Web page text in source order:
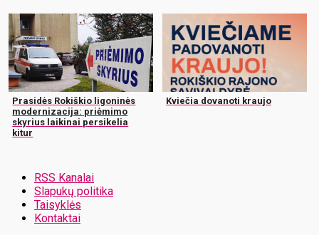
Prasidės Rokiškio ligoninės
modernizacija: priėmimo
skyrius laikinai persikelia
kitur
Kviečia dovanoti kraujo
RSS Kanalai
Slapukų politika
Taisyklės
Kontaktai